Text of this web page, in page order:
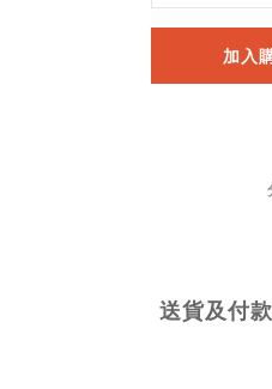
加入
送貨及付